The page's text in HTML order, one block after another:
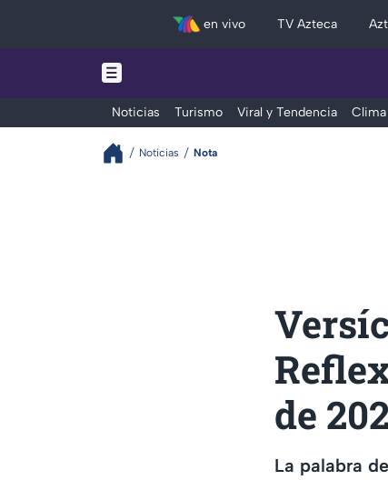
en vivo TV Azteca
Noticias Turismo Viral y Tendencia Clima
Noticias Nota
de
La palabra